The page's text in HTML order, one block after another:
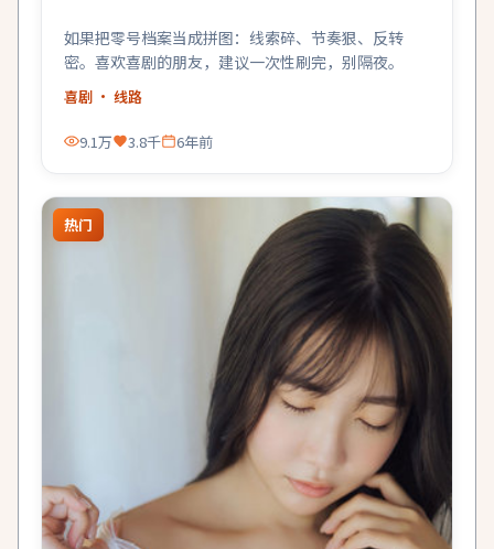
如果把零号档案当成拼图：线索碎、节奏狠、反转
密。喜欢喜剧的朋友，建议一次性刷完，别隔夜。
喜剧 · 线路
9.1万 3.8千 6年前
热门